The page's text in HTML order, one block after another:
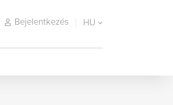
Bejelentkezés HU